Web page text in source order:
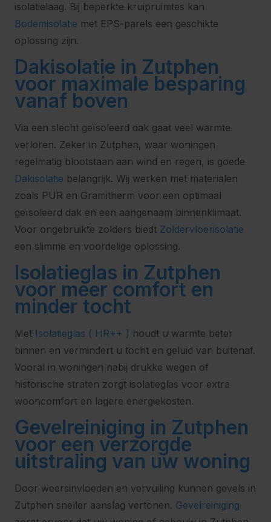
isolatielaag. Bij beperkte kruipruimtes kan
Bodemisolatie met EPS-parels een geschikte
oplossing zijn.
Dakisolatie in Zutphen
voor maximale besparing
vanaf boven
Via een slecht geïsoleerd dak gaat veel warmte
verloren. Zeker in Zutphen, waar woningen
regelmatig blootstaan aan wind en regen, is goede
Dakisolatie belangrijk. Wij werken met materialen
zoals PUR en Gramitherm voor een optimaal
geïsoleerd dak en een aangenaam binnenklimaat.
Voor ongebruikte zolders biedt Zoldervloerisolatie
een slimme en voordelige oplossing.
Isolatieglas in Zutphen
voor meer comfort en
minder tocht
Met Isolatieglas ( HR++ ) houdt u warmte beter
binnen en vermindert u tocht en geluid van buitenaf.
Vooral in woningen nabij drukke wegen of
historische straten zorgt isolatieglas voor extra
wooncomfort en lagere energiekosten.
Gevelreiniging in Zutphen
voor een verzorgde
uitstraling van uw woning
Door weersinvloeden en vervuiling kunnen gevels in
Zutphen sneller aanslag vertonen. Gevelreiniging